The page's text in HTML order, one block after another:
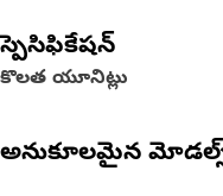
you get more done.
• Ring type: External axial
స్పెసిఫికేషన్
కొలత యూనిట్లు
అనుకూలమైన